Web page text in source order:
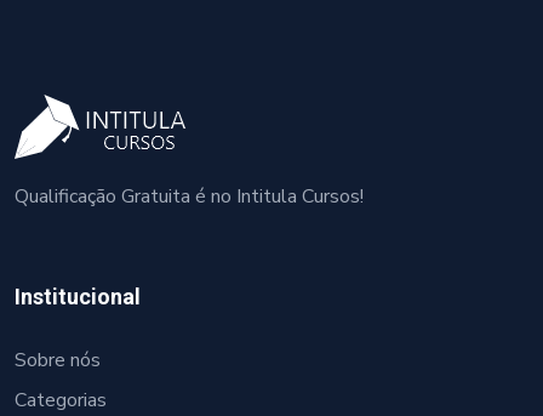
Qualificação Gratuita é no Intitula Cursos!
Institucional
Sobre nós
Categorias